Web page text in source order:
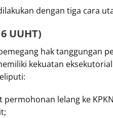
dengan tiga cara
UUHT)
hak
kekuatan
lelang ke